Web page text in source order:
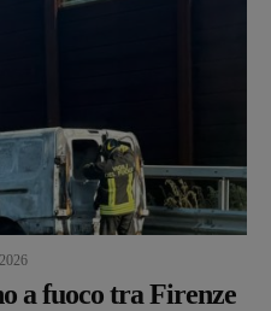
a fuoco tra Firenze